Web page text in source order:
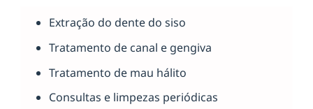
Extração do dente do siso
Tratamento de canal e gengiva
Tratamento de mau hálito
Consultas e limpezas periódicas